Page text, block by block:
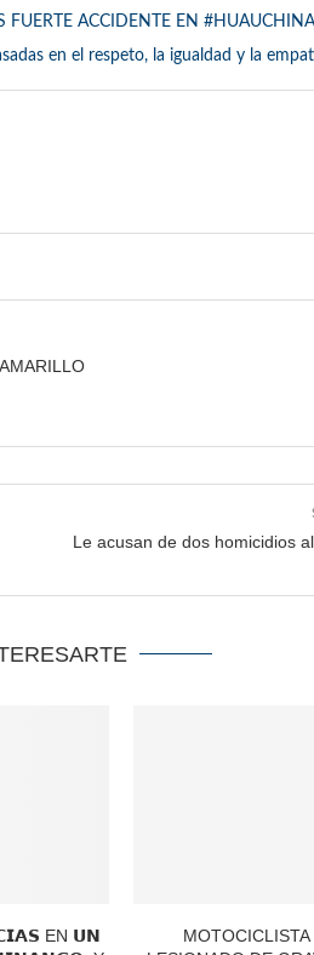
FUERTE ACCIDENTE EN
en el respeto, la igualdad y la
Le acusan de dos homicidios
EN 𝗨𝗡
MOTOCICLISTA